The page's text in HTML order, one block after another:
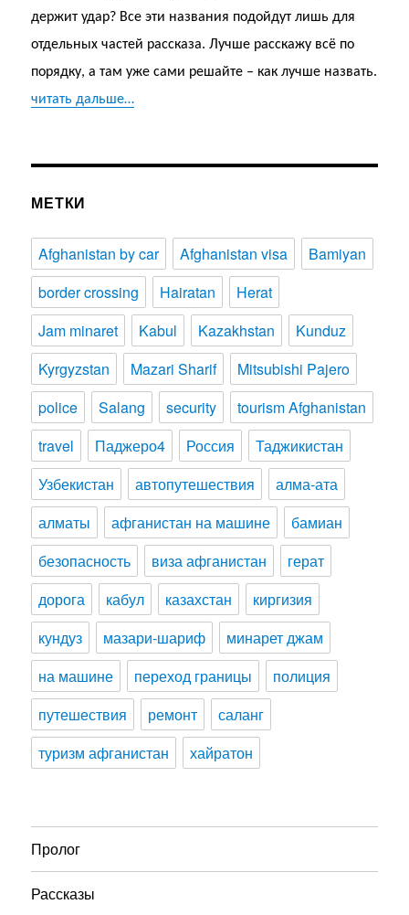
держит удар? Все эти названия подойдут лишь для
отдельных частей рассказа. Лучше расскажу всё по
порядку, а там уже сами решайте – как лучше назвать.
читать дальше…
МЕТКИ
Afghanistan by car Afghanistan visa
Bamiyan
border crossing
Hairatan
Herat
Jam minaret
Kabul Kazakhstan
Kunduz
Kyrgyzstan
Mazari Sharif
Mitsubishi Pajero
police
Salang security
tourism Afghanistan
travel
Паджеро4 Россия
Таджикистан
Узбекистан
автопутешествия
алма-ата
алматы
афганистан на машине
бамиан
безопасность
виза афганистан
герат
дорога
кабул казахстан
киргизия
кундуз
мазари-шариф
минарет джам
на машине
переход границы
полиция
путешествия
ремонт
саланг
туризм афганистан
хайратон
Пролог
Рассказы